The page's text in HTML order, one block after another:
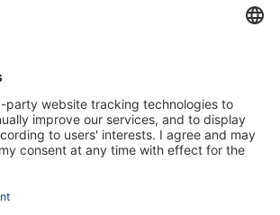
Sie uns
& Adviesbureau GmbH